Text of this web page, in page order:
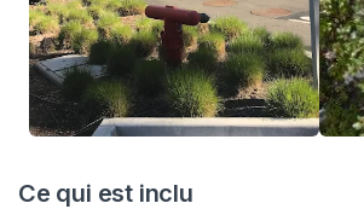
Ce qui est inclu